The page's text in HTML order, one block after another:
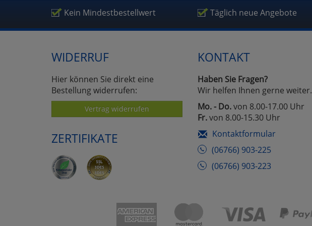
Kein Mindestbestellwert Täglich neue Angebote
WIDERRUF
Hier können Sie direkt eine
Bestellung widerrufen:
Vertrag widerrufen
ZERTIFIKATE
KONTAKT
Haben Sie Fragen?
Wir helfen Ihnen gerne weiter.
Mo. - Do.von 8.00-17.00 Uhr
Fr.von 8.00-15.30 Uhr
Kontaktformular
(06766) 903-225
(06766) 903-223